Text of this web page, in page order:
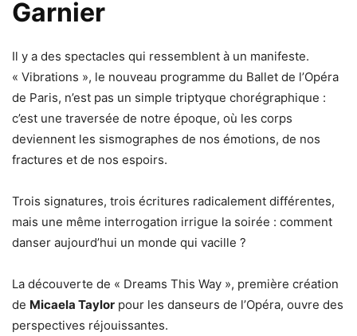
Garnier
Il y a des spectacles qui ressemblent à un manifeste.
« Vibrations », le nouveau programme du Ballet de l’Opéra
de Paris, n’est pas un simple triptyque chorégraphique :
c’est une traversée de notre époque, où les corps
deviennent les sismographes de nos émotions, de nos
fractures et de nos espoirs.
Trois signatures, trois écritures radicalement différentes,
mais une même interrogation irrigue la soirée : comment
danser aujourd’hui un monde qui vacille ?
La découverte de « Dreams This Way », première création
de Micaela Taylor pour les danseurs de l’Opéra, ouvre des
perspectives réjouissantes.